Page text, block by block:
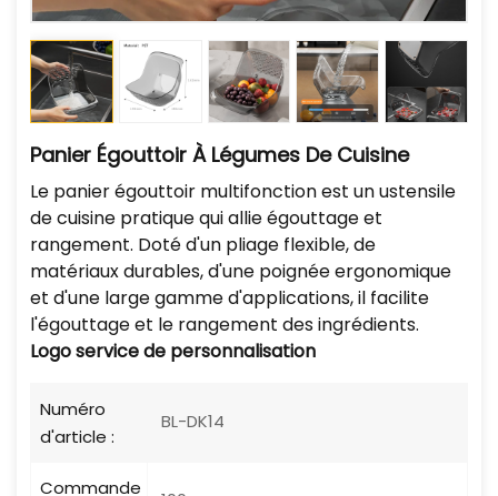
Panier Égouttoir À Légumes De Cuisine
Le panier égouttoir multifonction est un ustensile
de cuisine pratique qui allie égouttage et
rangement. Doté d'un pliage flexible, de
matériaux durables, d'une poignée ergonomique
et d'une large gamme d'applications, il facilite
l'égouttage et le rangement des ingrédients.
Logoservice de personnalisation
Numéro
d'article :
BL-DK14
Commande